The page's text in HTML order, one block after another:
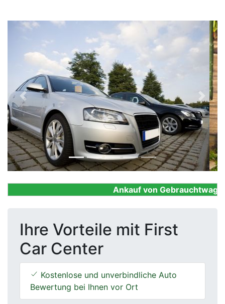
Previous Next
Ankauf von
Ihre Vorteile mit First
Car Center
Kostenlose und unverbindliche Auto
Bewertung bei Ihnen vor Ort